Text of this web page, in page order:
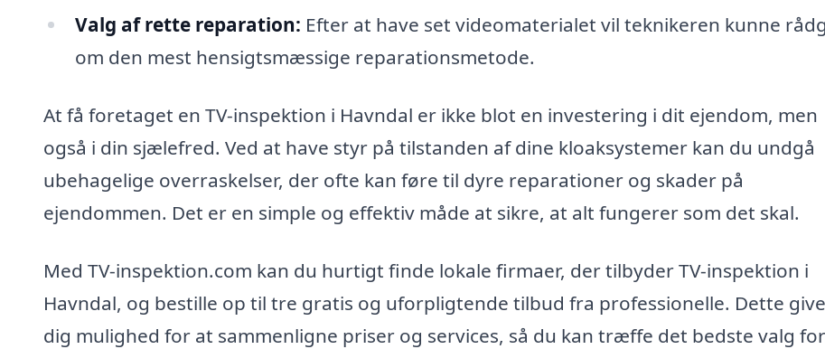
Valg af rette reparation: Efter at have set videomaterialet vil teknikeren kunne
om den mest hensigtsmæssige reparationsmetode.
At få foretaget en TV-inspektion i Havndal er ikke blot en investering i dit ejendom, men
også i din sjælefred. Ved at have styr på tilstanden af dine kloaksystemer kan du undgå
ubehagelige overraskelser, der ofte kan føre til dyre reparationer og skader på
ejendommen. Det er en simple og effektiv måde at sikre, at alt fungerer som det skal.
Med TV-inspektion.com kan du hurtigt finde lokale firmaer, der tilbyder TV-inspektion i
Havndal, og bestille op til tre gratis og uforpligtende tilbud fra professionelle. Dette
dig mulighed for at sammenligne priser og services, så du kan træffe det bedste valg for